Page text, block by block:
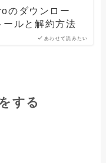
あわせて読みたい
のダウンロー
ールと解約方法
する